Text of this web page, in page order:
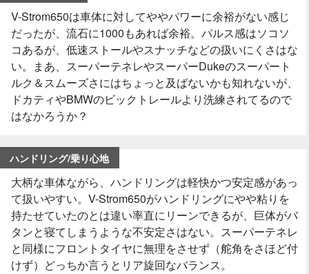
V-Strom650は車体に対してややパワーに余裕がない感じ
だったが、流石に1000もあれば余裕。パルス感はソコソ
コあるが、低速ストールやスナッチなどの扱いにくさはな
い。まあ、スーパーテネレやスーパーDukeのスーパート
ルク＆スムーズさにはちょっと及ばないかも知れないが、
ドカティやBMWのビックトレールより洗練されてるので
はなかろうか？
ハンドリング/乗り心地
大柄な車体ながら、ハンドリングは軽快かつ安定感があっ
て扱いやすい。V-Strom650がハンドリングにやや粘りを
持たせていたのとは違い率直にリーンできるが、巨体がバ
タンと寝てしまうような不安定さはない。スーパーテネレ
と同様にフロントタイヤに無理をさせず（舵角をさほど付
けず）どっちか言うとリア旋回なバランス。